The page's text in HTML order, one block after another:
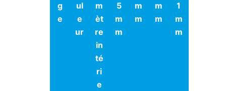
g
e
ul
e
ur
m
èt
re
in
té
ri
e
5
m
m
m
m
m
m
1
m
m